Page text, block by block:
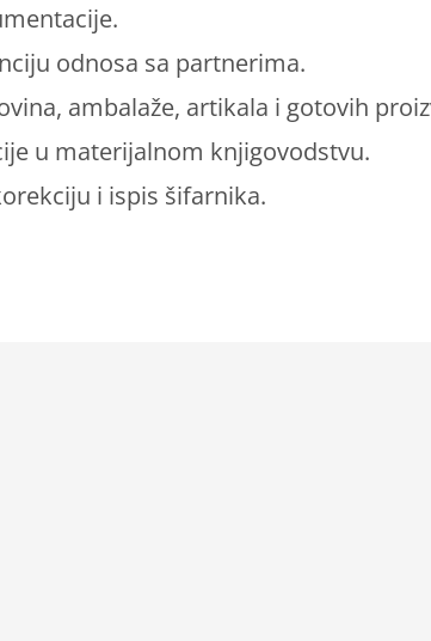
odnosa sa partnerima.
ambalaže, artikala i gotovih
u materijalnom knjigovodstvu.
i ispis šifarnika.